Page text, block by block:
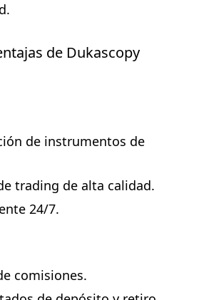
de Dukascopy
de instrumentos de
trading de alta calidad.
24/7.
comisiones.